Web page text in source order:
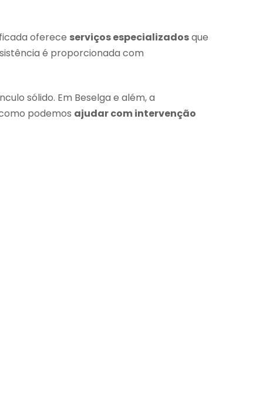
oferece serviços especializadosque
é proporcionada com
sólido. Em Beselga e além, a
podemos ajudar com intervenção